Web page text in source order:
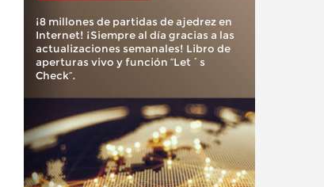
¡8 millones de partidas de ajedrez en
Internet! ¡Siempre al día gracias a las
actualizaciones semanales! Libro de
aperturas vivo y función “Let´s
Check”.